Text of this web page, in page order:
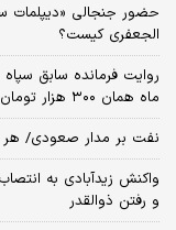
حضور جنجالی «دیپلمات
الجعفری کیست؟
روایت فرمانده سابق
ماه همان ۳۰۰ هزار تومان را به من برگرداندند
نفت بر مدار صعودی/ هر بشکه
واکنش زیدآبادی به
و رفتن ذوالقدر